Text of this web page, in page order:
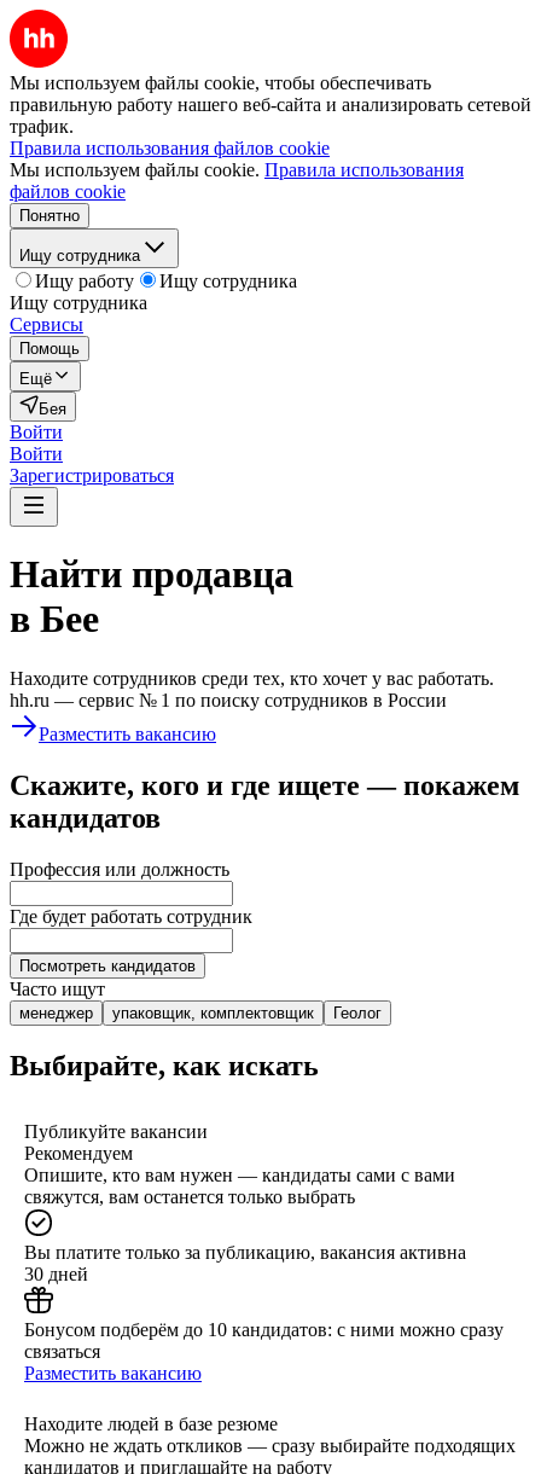
Мы используем файлы cookie, чтобы обеспечивать
правильную работу нашего веб-сайта и анализировать сетевой
трафик.
Правила использования файлов cookie
Мы используем файлы cookie. Правила использования
файлов cookie
Понятно
Ищу сотрудника
Ищу работу
Ищу сотрудника
Ищу сотрудника
Сервисы
Помощь
Ещё
Бея
Войти
Войти
Зарегистрироваться
Найти продавца
в Бее
Находите сотрудников среди тех, кто хочет у вас работать.
hh.ru — сервис № 1 по поиску сотрудников в России
Разместить вакансию
Скажите, кого и где ищете — покажем
кандидатов
Профессия или должность
Где будет работать сотрудник
Посмотреть кандидатов
Часто ищут
менеджер упаковщик, комплектовщик Геолог
Выбирайте, как искать
Публикуйте вакансии
Рекомендуем
Опишите, кто вам нужен — кандидаты сами с вами
свяжутся, вам останется только выбрать
Вы платите только за публикацию, вакансия активна
30 дней
Бонусом подберём до 10 кандидатов: с ними можно сразу
связаться
Разместить вакансию
Находите людей в базе резюме
Можно не ждать откликов — сразу выбирайте подходящих
кандидатов и приглашайте на работу